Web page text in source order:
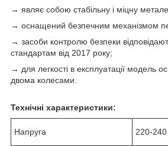
→ являє собою стабільну і міцну
→ оснащений безпечним механізмом
→ засоби контролю безпеки
стандартам від 2017 року;
→ для легкості в експлуатації модель
двома колесами.
Технічні характеристики:
Напруга 220-